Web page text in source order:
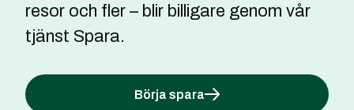
resor och fler – blir billigare genom vår
tjänst Spara.
Börja spara